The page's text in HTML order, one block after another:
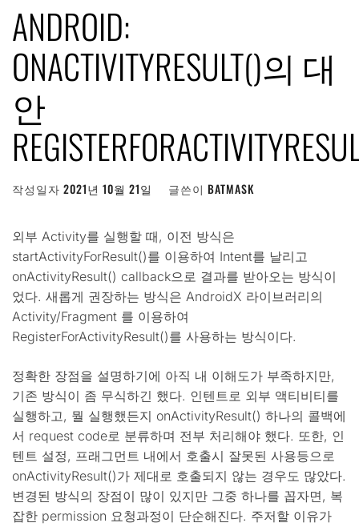
ANDROID:
ONACTIVITYRESULT()의 대
안
작성일자 2021년 10월 21일 글쓴이 BATMASK
외부 Activity를 실행할 때, 이전 방식은
startActivityForResult()를 이용하여 Intent를 날리고
onActivityResult() callback으로 결과를 받아오는 방식이
었다. 새롭게 권장하는 방식은 AndroidX 라이브러리의
Activity/Fragment 를 이용하여
RegisterForActivityResult()를 사용하는 방식이다.
정확한 장점을 설명하기에 아직 내 이해도가 부족하지만,
기존 방식이 좀 무식하긴 했다. 인텐트로 외부 액티비티를
실행하고, 뭘 실행했든지 onActivityResult() 하나의 콜백에
서 request code로 분류하며 전부 처리해야 했다. 또한, 인
텐트 설정, 프래그먼트 내에서 호출시 잘못된 사용등으로
onActivityResult()가 제대로 호출되지 않는 경우도 많았다.
변경된 방식의 장점이 많이 있지만 그중 하나를 꼽자면, 복
잡한 permission 요청과정이 단순해진다. 주저할 이유가